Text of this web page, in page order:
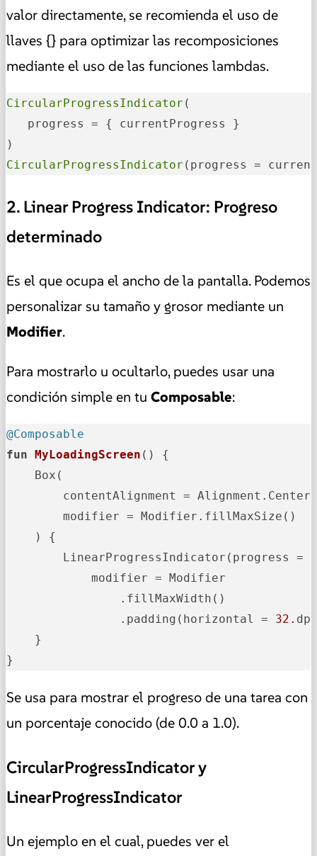
valor directamente, se recomienda el uso de
llaves {} para optimizar las recomposiciones
mediante el uso de las funciones lambdas.
CircularProgressIndicator (
   progress = { currentProgress }
CircularProgressIndicator (progress =
2. Linear Progress Indicator: Progreso
determinado
Es el que ocupa el ancho de la pantalla. Podemos
personalizar su tamaño y grosor mediante un
Modifier.
Para mostrarlo u ocultarlo, puedes usar una
condición simple en tu Composable:
@Composable
fun
MyLoadingScreen ()
{
    Box(
        contentAlignment = Alignment.Center,
        modifier = Modifier.fillMaxSize()
    ) {
LinearProgressIndicator(progress =
            modifier = Modifier
                .fillMaxWidth()
                .padding(horizontal =
32.
    }
}
Se usa para mostrar el progreso de una tarea con
un porcentaje conocido (de 0.0 a 1.0).
CircularProgressIndicator y
LinearProgressIndicator
Un ejemplo en el cual, puedes ver el